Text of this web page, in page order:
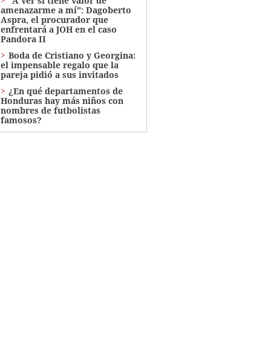
amenazarme a mí": Dagoberto
Aspra, el procurador que
enfrentará a JOH en el caso
Pandora II
Boda de Cristiano y Georgina:
el impensable regalo que la
pareja pidió a sus invitados
¿En qué departamentos de
Honduras hay más niños con
nombres de futbolistas
famosos?